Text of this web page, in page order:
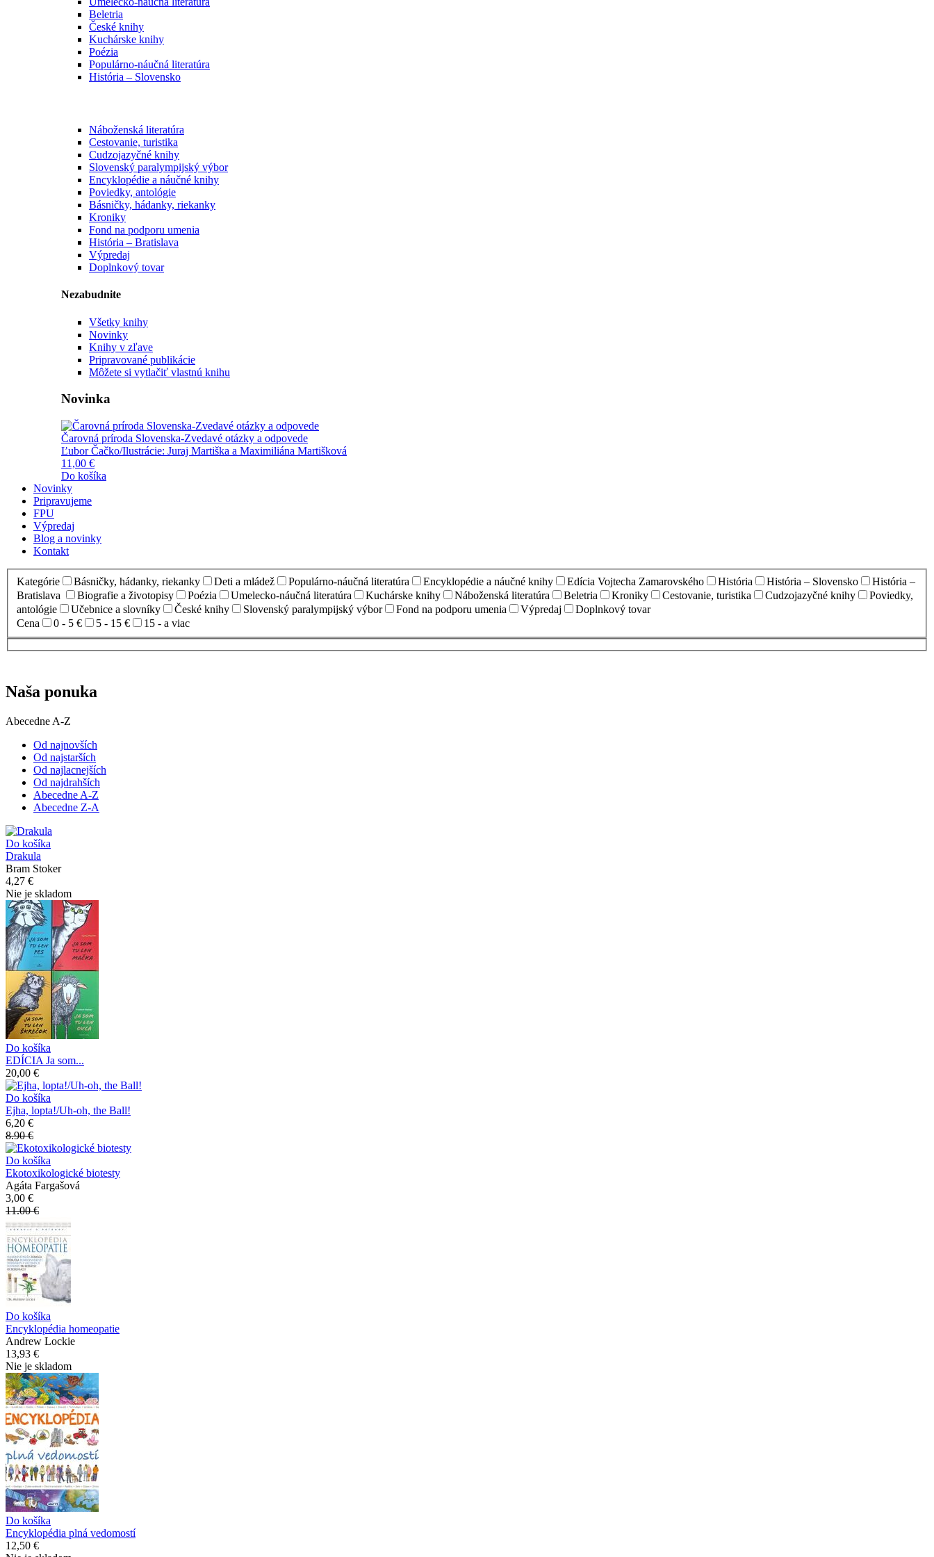
Beletria
České knihy
Kuchárske knihy
Poézia
Populárno-náučná literatúra
História – Slovensko
Náboženská literatúra
Cestovanie, turistika
Cudzojazyčné knihy
Slovenský paralympijský výbor
Encyklopédie a náučné knihy
Poviedky, antológie
Básničky, hádanky, riekanky
Kroniky
Fond na podporu umenia
História – Bratislava
Výpredaj
Doplnkový tovar
Nezabudnite
Všetky knihy
Novinky
Knihy v zľave
Pripravované publikácie
Môžete si vytlačiť vlastnú knihu
Novinka
Čarovná príroda Slovenska-Zvedavé otázky a odpovede
Ľubor Čačko/Ilustrácie: Juraj Martiška a Maximiliána Martišková
11,00 €
Do košíka
Novinky
Pripravujeme
FPU
Výpredaj
Blog a novinky
Kontakt
Kategórie Básničky, hádanky, riekanky Deti a mládež Populárno-náučná literatúra Encyklopédie a náučné knihy Edícia Vojtecha Zamarovského História História – Slovensko
História –
Bratislava
Biografie a životopisy Poézia Umelecko-náučná literatúra Kuchárske knihy Náboženská literatúra Beletria Kroniky Cestovanie, turistika Cudzojazyčné knihy
Poviedky,
antológie
Učebnice a slovníky České knihy Slovenský paralympijský výbor Fond na podporu umenia Výpredaj
Doplnkový tovar
Cena
0 - 5 € 5 - 15 € 15 - a viac
Naša ponuka
Abecedne A-Z
Od najnovších
Od najstarších
Od najlacnejších
Od najdrahších
Abecedne A-Z
Abecedne Z-A
Do košíka
Drakula
Bram Stoker
4,27 €
Nie je skladom
Do košíka
EDÍCIA Ja som...
20,00 €
Do košíka
Ejha, lopta!/Uh-oh, the Ball!
6,20 €
8.90 €
Do košíka
Ekotoxikologické biotesty
Agáta Fargašová
3,00 €
11.00 €
Do košíka
Encyklopédia homeopatie
Andrew Lockie
13,93 €
Nie je skladom
Do košíka
Encyklopédia plná vedomostí
12,50 €